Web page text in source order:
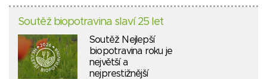
Soutěž biopotravina slaví 25 let
Soutěž Nejlepší
biopotravina roku je
největší a
nejprestižnější